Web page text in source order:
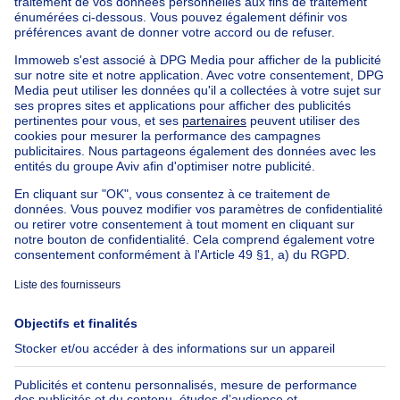
Immeuble à appartements à vendre
Maison Bel-étage à vendre
Bien exceptionnel à vendre
Ferme à vendre
Bungalow à vendre
Chalet à vendre
Château à vendre
Maison de campagne à vendre
Immeuble mixte à vendre
Autres biens à vendre
Manoir à vendre
Maison à vendre pas cher à Jette
Nos maisons hors de la Belgique
Maison à vendre France
Maison à vendre Espagne
Maison à vendre Italie
Maison à vendre Luxembourg
Maison à vendre Pays-bas
À propos
Immoweb
Presse
Emplois
Groupe Axel Springer
Outils
Belfius
Assurances